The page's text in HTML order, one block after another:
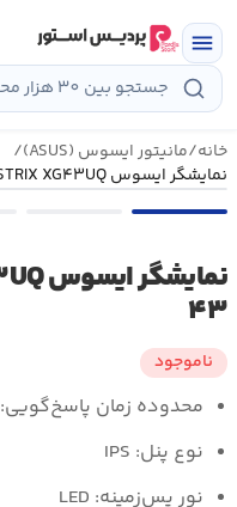
به
محتوا
menu
خانه/مانیتور ایسوس (ASUS)
/
نمایشگر ایسوس ROG STRIX XG۴۳UQ سایز ۴۳
۴۳
ناموجود
محدوده زمان پاسخ‌گویی: ۱ تا ۳ میلی‌ثانیه
نوع پنل: IPS
نور پس‌زمینه: LED